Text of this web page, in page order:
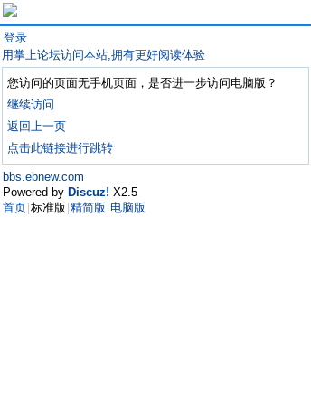
登录
用掌上论坛访问本站,拥有更好阅读体验
您访问的页面无手机页面，是否进一步访问电脑版？
继续访问
返回上一页
点击此链接进行跳转
bbs.ebnew.com
Powered by Discuz! X2.5
首页 标准版 精简版 电脑版